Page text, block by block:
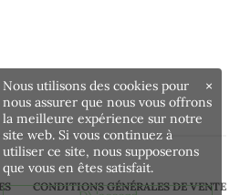
CONDITIONS GÉNÉRALES DE VENTE
×
Nous utilisons des cookies pour
nous assurer que nous vous offrons
la meilleure expérience sur notre
site web. Si vous continuez à
utiliser ce site, nous supposerons
que vous en êtes satisfait.